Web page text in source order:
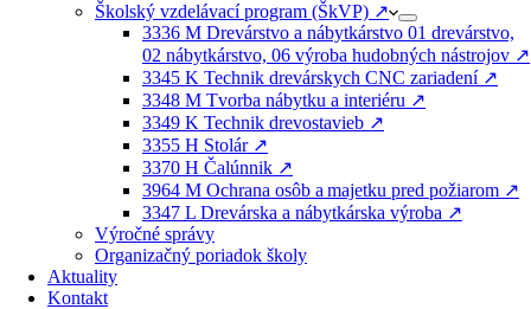
Školský vzdelávací program (ŠkVP) ↗️
3336 M Drevárstvo a nábytkárstvo 01 drevárstvo,
02 nábytkárstvo, 06 výroba hudobných nástrojov ↗️
3345 K Technik drevárskych CNC zariadení ↗️
3348 M Tvorba nábytku a interiéru ↗️
3349 K Technik drevostavieb ↗️
3355 H Stolár ↗️
3370 H Čalúnnik ↗️
3964 M Ochrana osôb a majetku pred požiarom ↗️
3347 L Drevárska a nábytkárska výroba ↗️
Výročné správy
Organizačný poriadok školy
Aktuality
Kontakt